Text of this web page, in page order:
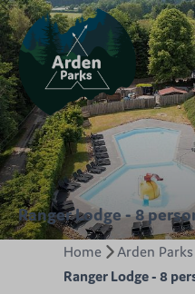
Ranger Lodge - 8
Home
Arden
Ranger Lodge - 8